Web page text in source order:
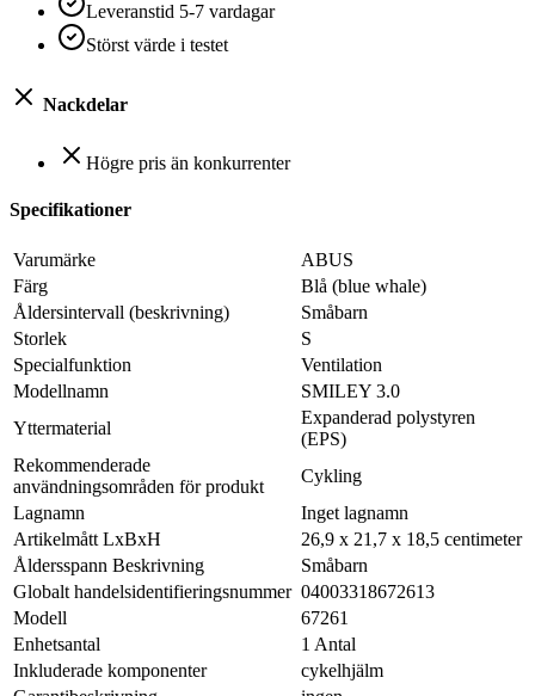
Leveranstid 5-7 vardagar
Störst värde i testet
Nackdelar
Högre pris än konkurrenter
Specifikationer
Varumärke
ABUS
Färg
Blå (blue whale)
Åldersintervall (beskrivning)
Småbarn
Storlek
S
Specialfunktion
Ventilation
Modellnamn
SMILEY 3.0
Yttermaterial
Expanderad polystyren
(EPS)
Rekommenderade
användningsområden för produkt
Cykling
Lagnamn
Inget lagnamn
Artikelmått LxBxH
26,9 x 21,7 x 18,5 centimeter
Åldersspann Beskrivning
Småbarn
Globalt handelsidentifieringsnummer 04003318672613
Modell
67261
Enhetsantal
1 Antal
Inkluderade komponenter
cykelhjälm